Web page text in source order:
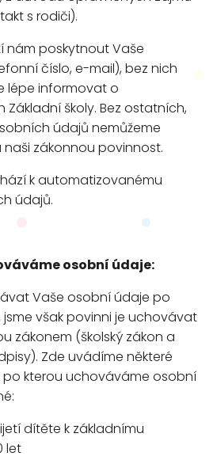
s rodiči).
nám poskytnout Vaše
číslo, e-mail), bez nich
lépe informovat o
školy. Bez ostatních,
údajů nemůžeme
zákonnou povinnost.
k automatizovanému
údajů.
osobní údaje:
Vaše osobní údaje po
však povinni je uchovávat
zákonem (školský zákon a
Zde uvádíme některé
kterou uchováváme osobní
dítěte k základnímu
let